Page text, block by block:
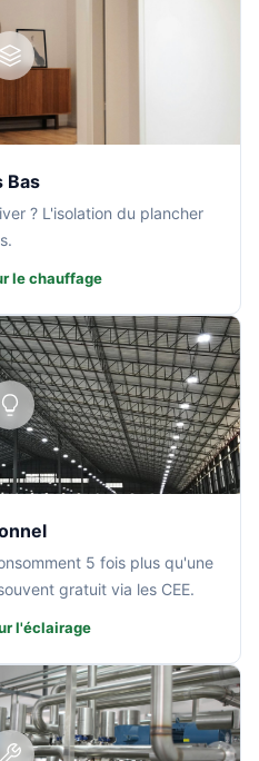
Bas
? L'isolation du plancher
le chauffage
5 fois plus qu'une
gratuit via les CEE.
l'éclairage